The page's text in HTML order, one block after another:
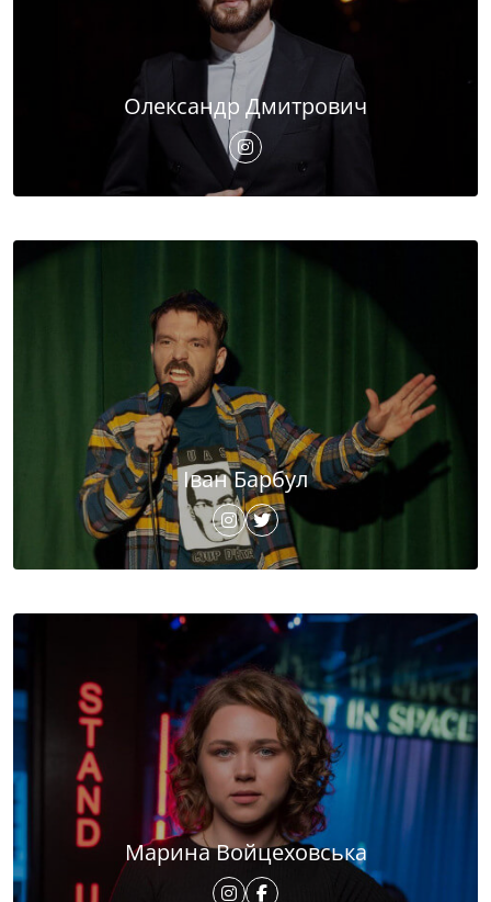
Олександр Дмитрович
Іван Барбул
Марина Войцеховська